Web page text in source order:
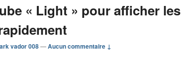
« Light » pour afficher les
vador 008—Aucun commentaire ↓